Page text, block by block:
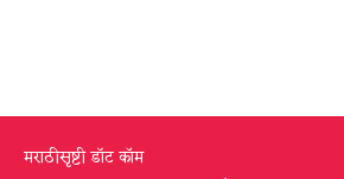
मराठीसृष्टी डॉट कॉम